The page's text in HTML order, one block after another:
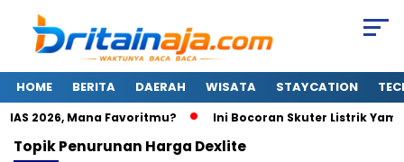
HOME BERITA DAERAH WISATA STAYCATION
2026, Mana Favoritmu? Ini Bocoran Skuter Listrik
TopikPenurunan Harga Dexlite